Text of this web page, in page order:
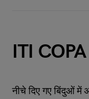
ITI COPA
नीचे दिए गए बिंदुओं में